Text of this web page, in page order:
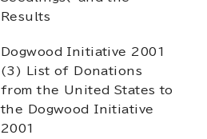
Results
Dogwood Initiative 2001
(3) List of Donations
from the United States to
the Dogwood Initiative
2001